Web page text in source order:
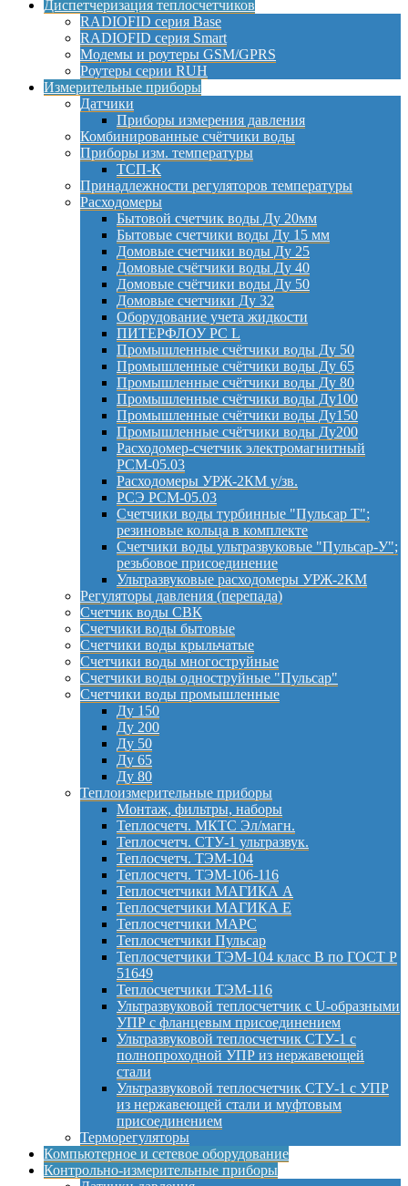
Диспетчеризация теплосчетчиков
RADIOFID серия Base
RADIOFID серия Smart
Модемы и роутеры GSM/GPRS
Роутеры серии RUH
Измерительные приборы
Датчики
Приборы измерения давления
Комбинированные счётчики воды
Приборы изм. температуры
ТСП-К
Принадлежности регуляторов температуры
Расходомеры
Бытовой счетчик воды Ду 20мм
Бытовые счетчики воды Ду 15 мм
Домовые счетчики воды Ду 25
Домовые счётчики воды Ду 40
Домовые счётчики воды Ду 50
Домовые счетчики Ду 32
Оборудование учета жидкости
ПИТЕРФЛОУ РС L
Промышленные счётчики воды Ду 50
Промышленные счётчики воды Ду 65
Промышленные счётчики воды Ду 80
Промышленные счётчики воды Ду100
Промышленные счётчики воды Ду150
Промышленные счётчики воды Ду200
Расходомер-счетчик электромагнитный
РСМ-05.03
Расходомеры УРЖ-2КМ у/зв.
РСЭ РСМ-05.03
Счетчики воды турбинные "Пульсар Т";
резиновые кольца в комплекте
Счетчики воды ультразвуковые "Пульсар-У";
резьбовое присоединение
Ультразвуковые расходомеры УРЖ-2КМ
Регуляторы давления (перепада)
Счетчик воды СВК
Счетчики воды бытовые
Счетчики воды крыльчатые
Счетчики воды многоструйные
Счетчики воды одноструйные "Пульсар"
Счетчики воды промышленные
Ду 150
Ду 200
Ду 50
Ду 65
Ду 80
Теплоизмерительные приборы
Монтаж, фильтры, наборы
Теплосчетч. МКТС Эл/магн.
Теплосчетч. СТУ-1 ультразвук.
Теплосчетч. ТЭМ-104
Теплосчетч. ТЭМ-106-116
Теплосчетчики МАГИКА А
Теплосчетчики МАГИКА Е
Теплосчетчики МАРС
Теплосчетчики Пульсар
Теплосчетчики ТЭМ-104 класс B по ГОСТ Р
51649
Теплосчетчики ТЭМ-116
Ультразвуковой теплосчетчик с U-образными
УПР с фланцевым присоединением
Ультразвуковой теплосчетчик СТУ-1 с
полнопроходной УПР из нержавеющей
стали
Ультразвуковой теплосчетчик СТУ-1 с УПР
из нержавеющей стали и муфтовым
присоединением
Терморегуляторы
Компьютерное и сетевое оборудование
Контрольно-измерительные приборы